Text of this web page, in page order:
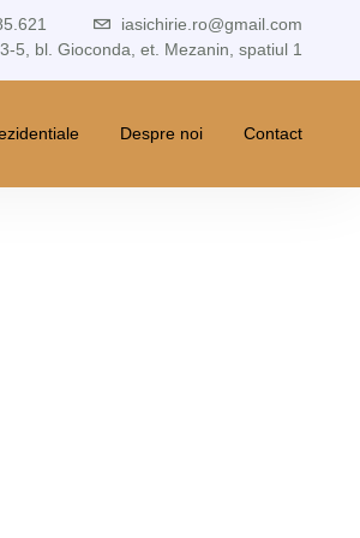
iasichirie.ro@gmail.com
5, bl. Gioconda, et. Mezanin, spatiul 1
Despre noi Contact